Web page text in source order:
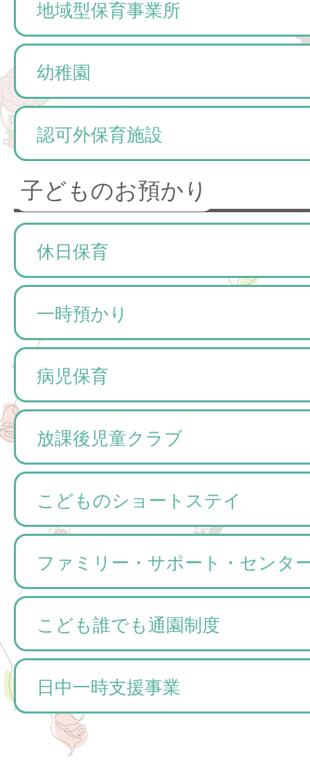
地域型保育事業所
幼稚園
認可外保育施設
子どものお預かり
休日保育
一時預かり
病児保育
放課後児童クラブ
こどものショートステイ
ファミリー・サポート・センタ
こども誰でも通園制度
日中一時支援事業